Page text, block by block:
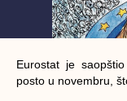
Eurostat je
posto u novembru,